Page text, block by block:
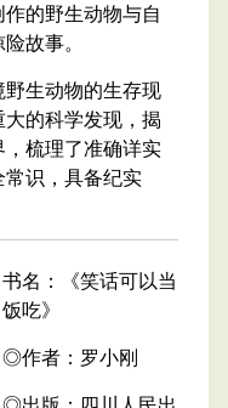
的野生动物与自
故事。
生动物的生存现
的科学发现，揭
梳理了准确详实
识，具备纪实
书名：《笑话可以当
饭吃》
◎作者：罗小刚